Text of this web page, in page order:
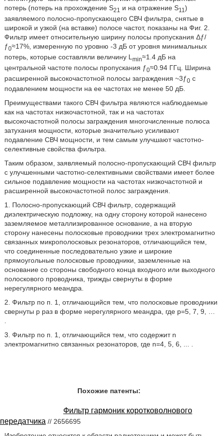
потерь (потерь на прохождение S21 и на отражение S11 )
заявляемого полосно-пропускающего СВЧ фильтра, снятые в
широкой и узкой (на вставке) полосе частот, показаны на Фиг. 2.
Фильтр имеет относительную ширину полосы пропускания Δƒ/
ƒ0≈17%, измеренную по уровню -3 дБ от уровня минимальных
потерь, которые составляли величину L min≈1.4 дБ на
центральной частоте полосы пропускания ƒ0≈0.94 ГГц. Ширина
расширенной высокочастотной полосы заграждения ~3ƒ0с
подавлением мощности на ее частотах не менее 50 дБ.
Преимуществами такого СВЧ фильтра являются наблюдаемые
как на частотах низкочастотной, так и на частотах
высокочастотной полосы заграждения многочисленные полюса
затухания мощности, которые значительно усиливают
подавление СВЧ мощности, и тем самым улучшают частотно-
селективные свойства фильтра.
Таким образом, заявляемый полосно-пропускающий СВЧ фильтр
с улучшенными частотно-селективными свойствами имеет более
сильное подавление мощности на частотах низкочастотной и
расширенной высокочастотной полос заграждения.
1. Полосно-пропускающий СВЧ фильтр, содержащий
диэлектрическую подложку, на одну сторону которой нанесено
заземляемое металлизированное основание, а на вторую
сторону нанесены полосковые проводники трех электромагнитно
связанных микрополосковых резонаторов, отличающийся тем,
что соединенные последовательно узкие и широкие
прямоугольные полосковые проводники, заземленные на
основание со стороны свободного конца входного или выходного
полоскового проводника, трижды свернуты в форме
нерегулярного меандра.
2. Фильтр по п. 1, отличающийся тем, что полосковые проводники
свернуты р раз в форме нерегулярного меандра, где p=5, 7, 9, …
.
3. Фильтр по п. 1, отличающийся тем, что содержит n
электромагнитно связанных резонаторов, где n=4, 5, 6, ... .
Похожие патенты:
Фильтр гармоник коротковолнового
передатчика // 2656695